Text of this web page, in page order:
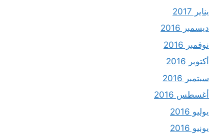
يناير 2017
ديسمبر 2016
نوفمبر 2016
أكتوبر 2016
سبتمبر 2016
أغسطس 2016
يوليو 2016
يونيو 2016